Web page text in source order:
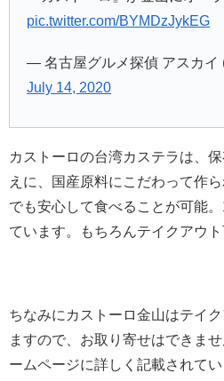
pic.twitter.com/BYMDzJykEG
— 名古屋グルメ探偵 アスカイ
July 14, 2020
カストーロの台湾カステラは、
えに、国産原料にこだわって作
でも安心して食べることが可能
ています。もちろんテイクアウト
ちなみにカストーロ金山はテイ
ますので、お取り寄せはできま
ームページに詳しく記載されてい